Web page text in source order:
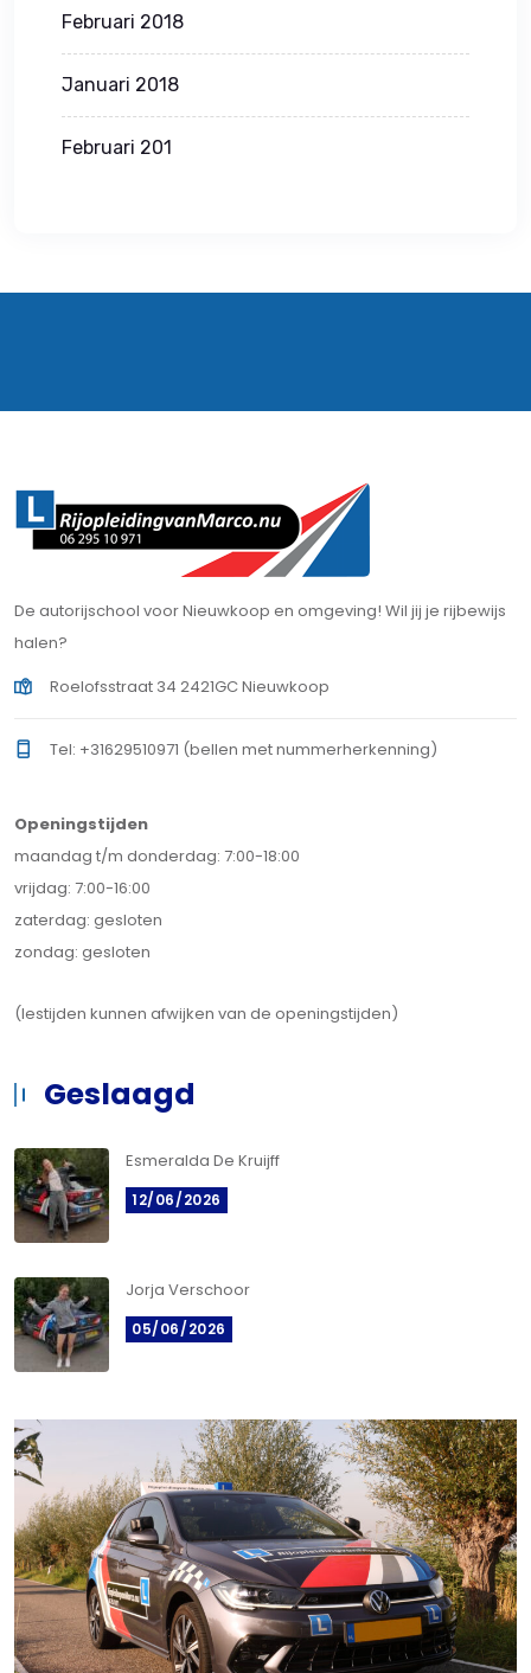
Februari 2018
Januari 2018
Februari 201
De autorijschool voor Nieuwkoop en omgeving! Wil jij je rijbewijs
halen?
Roelofsstraat 34 2421GC Nieuwkoop
Tel: +31629510971 (bellen met nummerherkenning)
Openingstijden
maandag t/m donderdag: 7:00-18:00
vrijdag: 7:00-16:00
zaterdag: gesloten
zondag: gesloten
(lestijden kunnen afwijken van de openingstijden)
Geslaagd
Esmeralda De Kruijff
12/06/2026
Jorja Verschoor
05/06/2026